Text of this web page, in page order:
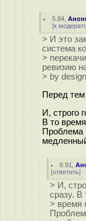
5.84 ,
[к
> И это
система
>
ревизию
> by
Перед тем
И, строго
В то
Проблема
6.91 ,
[ответить]
> И,
сразу. В
> время